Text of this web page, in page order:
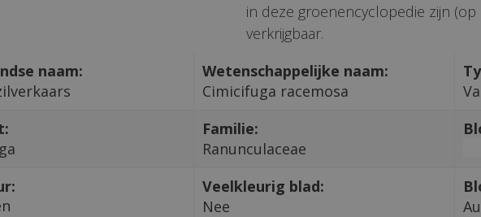
in deze groenencyclopedie zijn
verkrijgbaar.
naam:
Wetenschappelijke naam:
Cimicifuga racemosa
Familie:
Ranunculaceae
Veelkleurig blad:
Nee